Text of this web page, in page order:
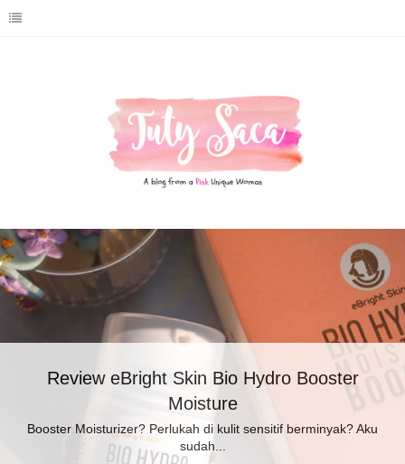
Review eBright Skin Bio Hydro Booster
Moisture
Booster Moisturizer? Perlukah di kulit sensitif berminyak? Aku
sudah...